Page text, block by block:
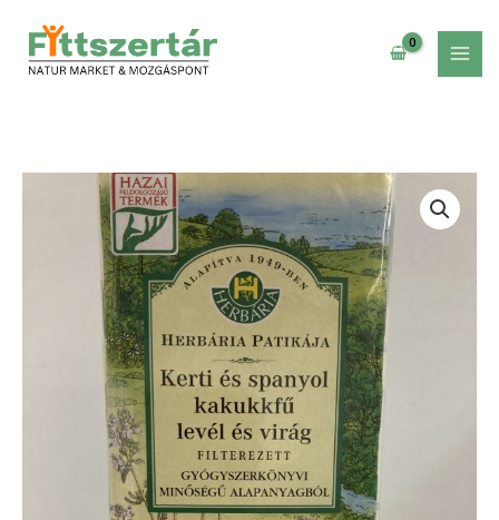
content
spanyol
kakukkfű
levél
tea
mennyiség